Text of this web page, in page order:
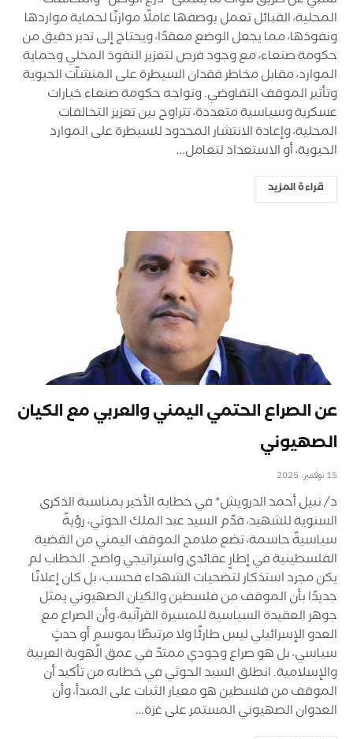
المحلية، القبائل تعمل بوصفها عاملًا موازنًا لحماية مواردها
ونفوذها، مما يجعل الوضع معقدًا، ويحتاج إلى تدبر دقيق من
حكومة صنعاء، مع وجود فرص لتعزيز النفوذ المحلي وحماية
الموارد، مقابل مخاطر فقدان السيطرة على المنشآت الحيوية
وتأثير الموقف التفاوضي. وتواجه حكومة صنعاء خيارات
عسكرية وسياسية متعددة، تتراوح بين تعزيز التحالفات
المحلية، وإعادة الانتشار المحدود للسيطرة على الموارد
الحيوية، أو الاستعداد لتعامل…
قراءة المزيد
عن الصراع الحتمي اليمني والعربي مع الكيان
الصهيوني
15 نوفمبر، 2025
د/ نبيل أحمد الدرويش* في خطابه الأخير بمناسبة الذكرى
السنوية للشهيد، قدّم السيد عبد الملك الحوثي، رؤيةً
سياسيةً حاسمة، تضع ملامح الموقف اليمني من القضية
الفلسطينية في إطارٍ عقائدي واستراتيجي واضح. الخطاب لم
يكن مجرد استذكار لتضحيات الشهداء فحسب، بل كان إعلانًا
جديدًا بأن الموقف من فلسطين والكيان الصهيوني يمثل
جوهر العقيدة السياسية للمسيرة القرآنية، وأن الصراع مع
العدو الإسرائيلي ليس طارئًا ولا مرتبطًا بموسمٍ أو حدثٍ
سياسي، بل هو صراع وجودي ممتدّ في عمق الهوية العربية
والإسلامية. انطلق السيد الحوثي في خطابه من تأكيد أن
الموقف من فلسطين هو معيار الثبات على المبدأ، وأن
العدوان الصهيوني المستمر على غزة…